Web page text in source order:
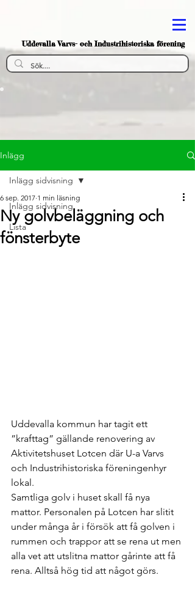
Uddevalla Varvs- och Industrihistoriska förening
Inlägg
Inlägg sidvisning
Lista
Inlägg sidvisning
Ny golvbeläggning och
fönsterbyte
6 sep. 2017 1 min läsning
Uddevalla kommun har tagit ett
”krafttag” gällande renovering av
Aktivitetshuset Lotcen där U-a Varvs
och Industrihistoriska föreningenhyr
lokal.
Samtliga golv i huset skall få nya
mattor. Personalen på Lotcen har slitit
under många år i försök att få golven i
rummen och trappor att se rena ut men
alla vet att utslitna mattor gårinte att få
rena. Alltså hög tid att något görs.